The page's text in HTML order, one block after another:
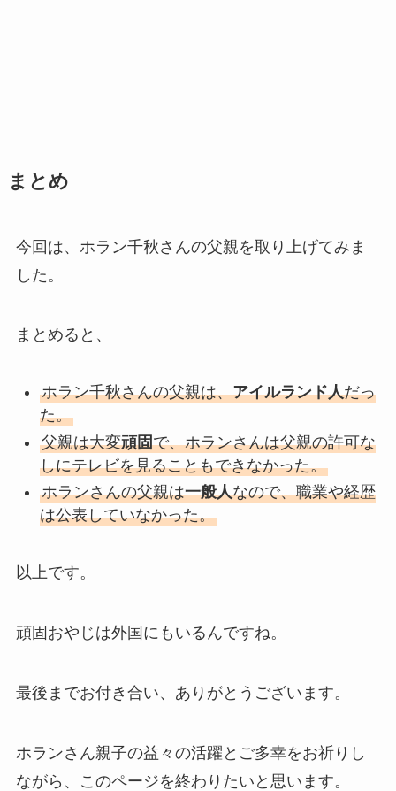
まとめ
今回は、ホラン千秋さんの父親を取り上げてみま
した。
まとめると、
ホラン千秋さんの父親は、アイルランド人だっ
た。
父親は大変頑固で、ホランさんは父親の許可な
しにテレビを見ることもできなかった。
ホランさんの父親は一般人なので、職業や経歴
は公表していなかった。
以上です。
頑固おやじは外国にもいるんですね。
最後までお付き合い、ありがとうございます。
ホランさん親子の益々の活躍とご多幸をお祈りし
ながら、このページを終わりたいと思います。